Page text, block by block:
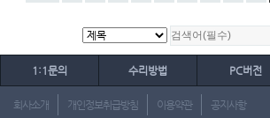
1:1문의 수리방법 PC버전
회사소개 개인정보취급방침 이용약관 공지사항